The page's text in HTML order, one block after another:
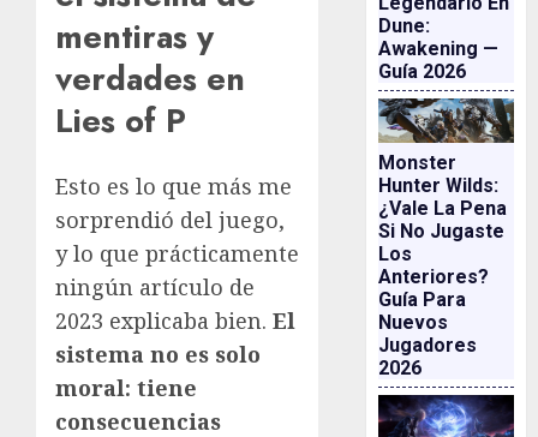
mentiras y
verdades en
Lies of P
Esto es lo que más me
sorprendió del juego,
y lo que prácticamente
ningún artículo de
2023 explicaba bien. El
sistema no es solo
moral: tiene
consecuencias
Dune:
Awakening —
Guía 2026
Monster
Hunter Wilds:
¿vale La Pena
Si No Jugaste
Los
Anteriores?
Guía Para
Nuevos
Jugadores
2026